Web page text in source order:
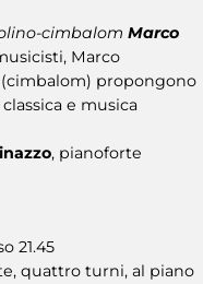
cimbalom Marco
Marco
propongono
e musica
, pianoforte
21.45
quattro turni, al piano